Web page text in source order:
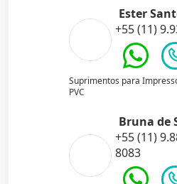
Ester
+55 (11)
Suprimentos para
PVC
Bruna de
+55 (11)
8083